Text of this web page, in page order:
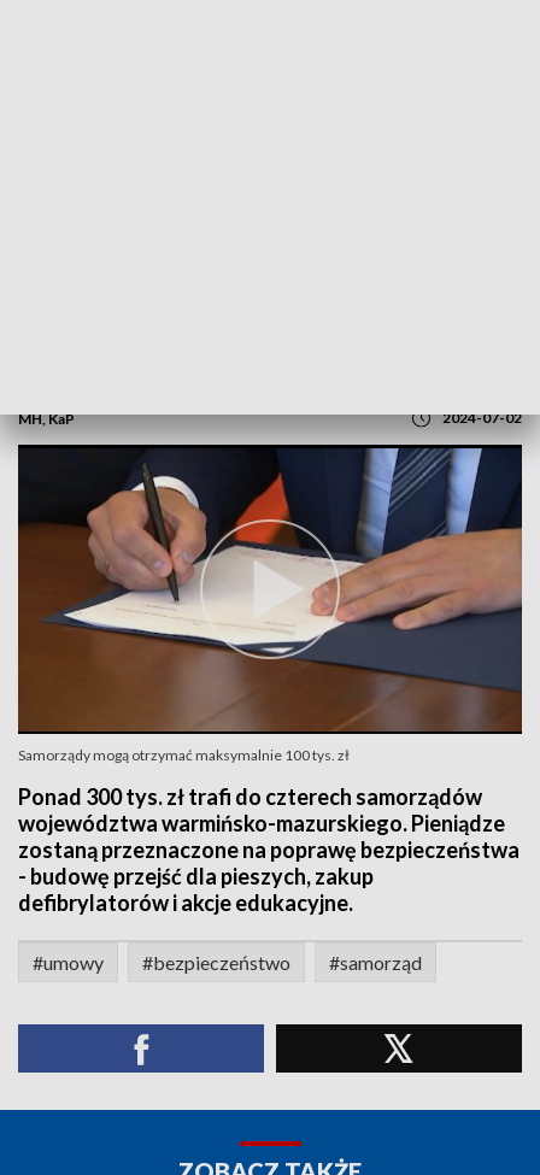
MH, KaP 2024-07-02
Samorządy mogą otrzymać maksymalnie 100 tys. zł
Ponad 300 tys. zł trafi do czterech samorządów
województwa warmińsko-mazurskiego. Pieniądze
zostaną przeznaczone na poprawę bezpieczeństwa
- budowę przejść dla pieszych, zakup
defibrylatorów i akcje edukacyjne.
#umowy #bezpieczeństwo #samorząd